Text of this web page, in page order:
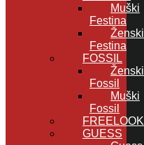
Muški
Festina
Ženski
Festina
FOSSIL
Ženski
Fossil
Muški
Fossil
FREELOOK
GUESS